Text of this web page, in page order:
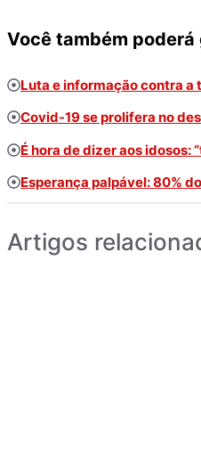
Você também poderá
Luta e informação contra a
Covid-19 se prolifera no
É hora de dizer aos idosos:
Esperança palpável: 80%
Artigos